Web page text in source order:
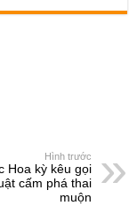
ar
Hình trước
Hoa kỳ kêu gọi
cấm phá thai
muộn